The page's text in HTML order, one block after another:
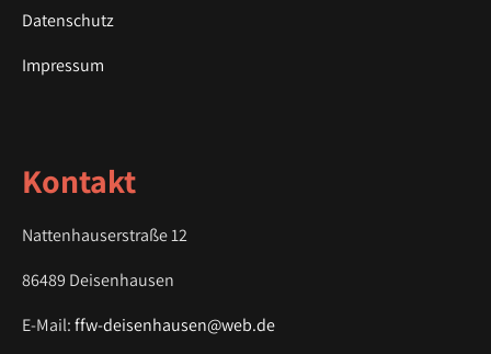
Datenschutz
Impressum
Kontakt
Nattenhauserstraße 12
86489 Deisenhausen
E-Mail:ffw-deisenhausen@web.de